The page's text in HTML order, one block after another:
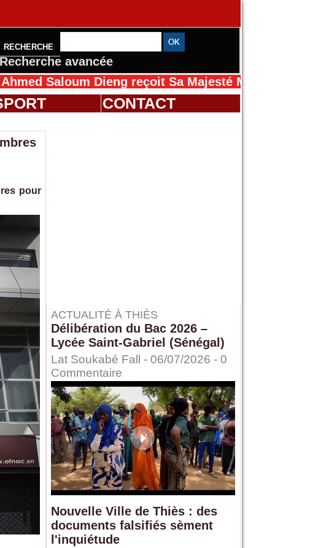
RECHERCHE
Recherche avancée
Saloum Dieng reçoit Sa Majesté Mansah Cissé au
CONTACT
pour
ACTUALITÉ À THIÈS
Délibération du Bac 2026 –
Lycée Saint-Gabriel (Sénégal)
Lat Soukabé Fall - 06/07/2026 - 0
Commentaire
Nouvelle Ville de Thiès : des
documents falsifiés sèment
l'inquiétude